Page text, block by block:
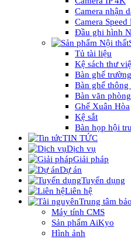
Camera nhận
Camera Speed
Đầu ghi hình
Tủ tài liệu
Kệ sách thư
Bàn ghế
Bàn ghế
Bàn văn phòng
Ghế Xuân Hòa
Kệ sắt
Bàn họp hội
TIN TỨC
Dịch vụ
Giải pháp
Dự án
Tuyển dụng
Liên hệ
Trung tâm
Máy tính CMS
Sản phẩm AiKyo
Hình ảnh